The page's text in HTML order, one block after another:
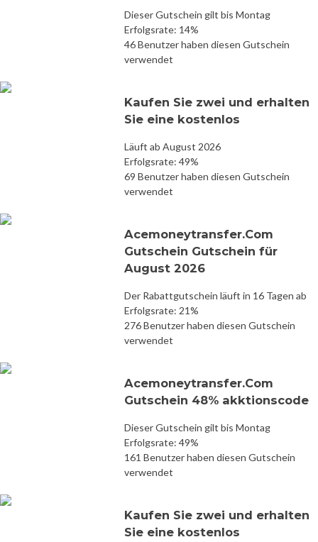
Dieser Gutschein gilt bis Montag
Erfolgsrate: 14%
46 Benutzer haben diesen Gutschein
verwendet
Kaufen Sie zwei und erhalten
Sie eine kostenlos
Läuft ab August 2026
Erfolgsrate: 49%
69 Benutzer haben diesen Gutschein
verwendet
Acemoneytransfer.Com
Gutschein Gutschein für
August 2026
Der Rabattgutschein läuft in 16 Tagen ab
Erfolgsrate: 21%
276 Benutzer haben diesen Gutschein
verwendet
Acemoneytransfer.Com
Gutschein 48% akktionscode
Dieser Gutschein gilt bis Montag
Erfolgsrate: 49%
161 Benutzer haben diesen Gutschein
verwendet
Kaufen Sie zwei und erhalten
Sie eine kostenlos